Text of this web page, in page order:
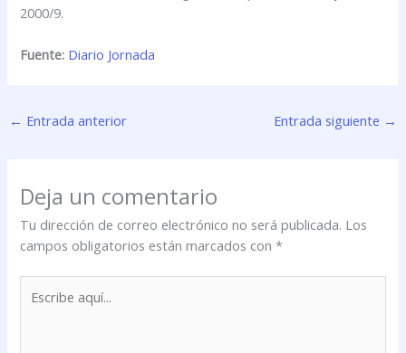
2000/9.
Fuente: Diario Jornada
← Entrada anterior Entrada siguiente →
Deja un comentario
Tu dirección de correo electrónico no será publicada. Los
campos obligatorios están marcados con*
aquí...